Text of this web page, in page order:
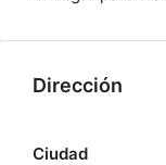
Dirección
Ciudad